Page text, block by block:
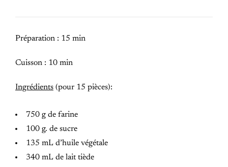
Préparation : 15 min
Cuisson : 10 min
Ingrédients (pour 15 pièces):
750 g de farine
100 g. de sucre
135 mL d’huile végétale
340 mL de lait tiède